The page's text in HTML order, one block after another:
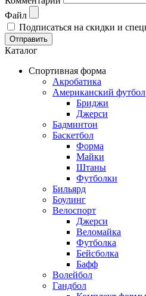
Файл
Подписаться на скидки и
Отправить
Каталог
Спортивная форма
Акробатика
Американский футбол
Бриджи
Джерси
Бадминтон
Баскетбол
Форма
Майки
Штаны
Футболки
Бильярд
Боулинг
Велоспорт
Джерси
Веломайка
Футболка
Бейсболка
Бафф
Волейбол
Гандбол